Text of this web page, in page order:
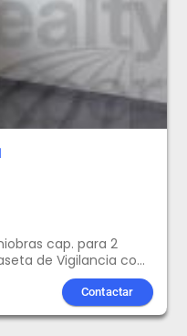
cap. para 2
de Vigilancia con
DE OFICINAS Y
Recepción1/2
12 m2 aprox.Baños
2 mingitorios y área
Contactar